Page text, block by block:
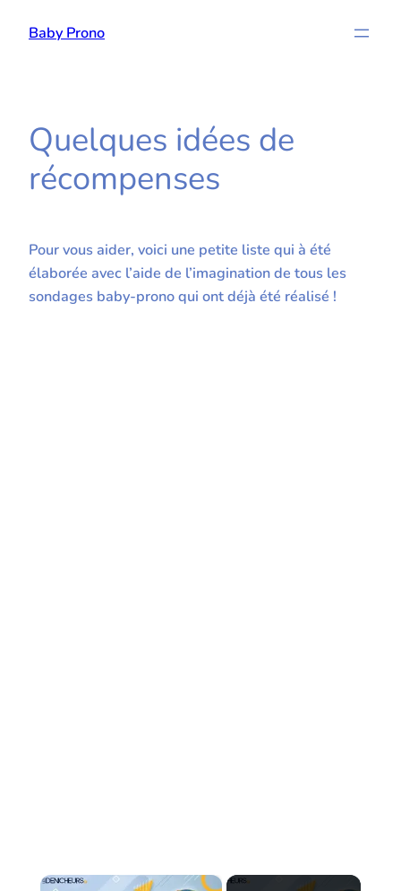
Baby Prono
Quelques idées de
récompenses
Pour vous aider, voici une petite liste qui à été
élaborée avec l’aide de l’imagination de tous les
sondages baby-prono qui ont déjà été réalisé !
×